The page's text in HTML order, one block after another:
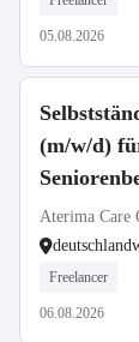
05.08.2026
(m/w/d)
Aterima Care
Freelancer
06.08.2026